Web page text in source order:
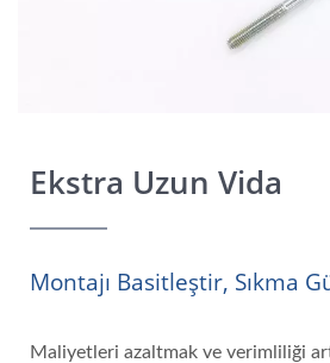
Ekstra Uzun Vida
Montajı Basitleştir, Sıkma
Maliyetleri azaltmak ve verimliliği